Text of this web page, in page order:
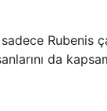
Rubenis
da